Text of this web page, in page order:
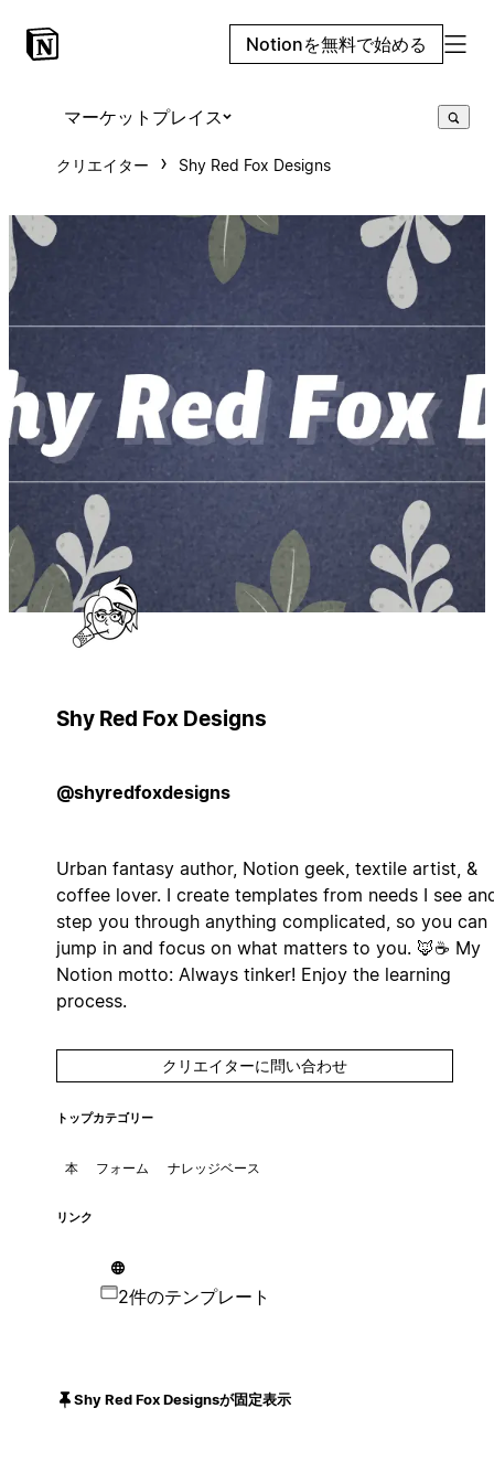
Notionを無料で始める
マーケットプレイス
クリエイター Shy Red Fox Designs
Shy Red Fox Designs
@shyredfoxdesigns
Urban fantasy author, Notion geek, textile artist, &
coffee lover. I create templates from needs I see
step you through anything complicated, so you can
jump in and focus on what matters to you. 🦊☕ My
Notion motto: Always tinker! Enjoy the learning
process.
クリエイターに問い合わせ
トップカテゴリー
本 フォーム ナレッジベース
リンク
2件のテンプレート
Shy Red Fox Designsが固定表示